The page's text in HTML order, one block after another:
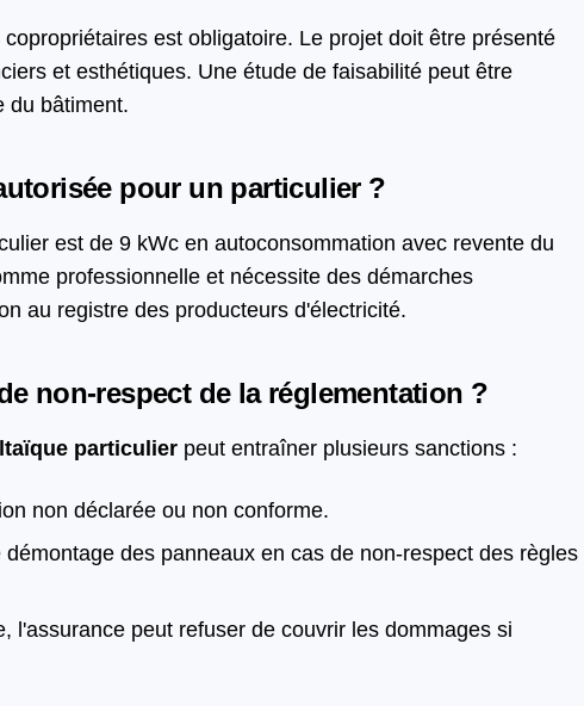
est obligatoire. Le projet doit être présenté
et esthétiques. Une étude de faisabilité peut être
du bâtiment.
pour un particulier ?
est de 9 kWc en autoconsommation avec revente du
professionnelle et nécessite des démarches
au registre des producteurs d'électricité.
non-respect de la réglementation ?
particulier peut entraîner plusieurs sanctions :
non déclarée ou non conforme.
des panneaux en cas de non-respect des règles
l'assurance peut refuser de couvrir les dommages si